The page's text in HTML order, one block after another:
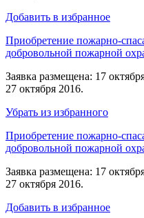
Добавить в избранное
Приобретение пожарно-
добровольной пожарной
Заявка размещена: 17
27 октября 2016.
Убрать из избранного
Приобретение пожарно-
добровольной пожарной
Заявка размещена: 17
27 октября 2016.
Добавить в избранное